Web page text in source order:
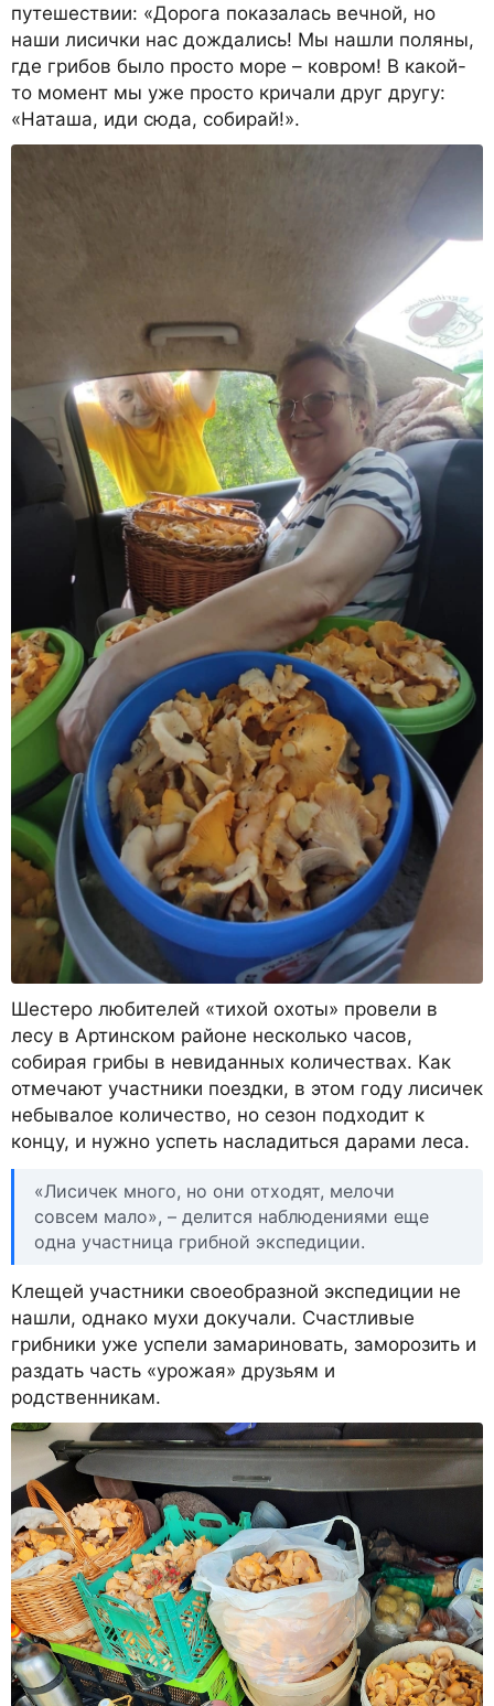
путешествии: «Дорога показалась вечной, но
наши лисички нас дождались! Мы нашли поляны,
где грибов было просто море – ковром! В какой-
то момент мы уже просто кричали друг другу:
«Наташа, иди сюда, собирай!».
Шестеро любителей «тихой охоты» провели в
лесу в Артинском районе несколько часов,
собирая грибы в невиданных количествах. Как
отмечают участники поездки, в этом году лисичек
небывалое количество, но сезон подходит к
концу, и нужно успеть насладиться дарами леса.
«Лисичек много, но они отходят, мелочи
совсем мало», – делится наблюдениями еще
одна участница грибной экспедиции.
Клещей участники своеобразной экспедиции не
нашли, однако мухи докучали. Счастливые
грибники уже успели замариновать, заморозить и
раздать часть «урожая» друзьям и
родственникам.